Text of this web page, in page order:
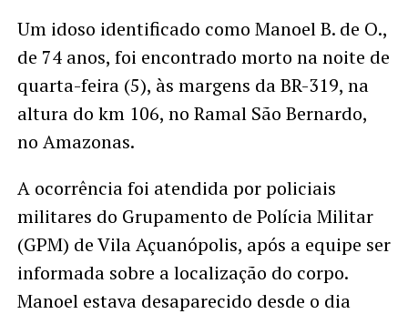
Um idoso identificado como Manoel B. de O.,
de 74 anos, foi encontrado morto na noite de
quarta-feira (5), às margens da BR-319, na
altura do km 106, no Ramal São Bernardo,
no Amazonas.
A ocorrência foi atendida por policiais
militares do Grupamento de Polícia Militar
(GPM) de Vila Açuanópolis, após a equipe ser
informada sobre a localização do corpo.
Manoel estava desaparecido desde o dia